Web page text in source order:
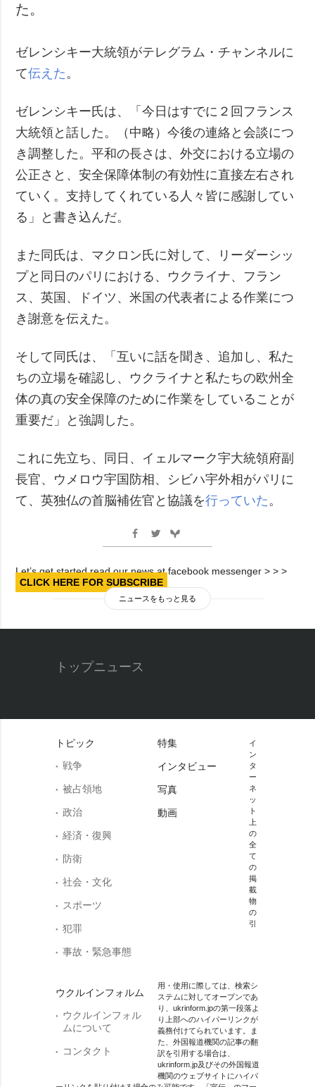
た。
ゼレンシキー大統領がテレグラム・チャンネルに
て伝えた 。
ゼレンシキー氏は、「今日はすでに２回フランス
大統領と話した。（中略）今後の連絡と会談につ
き調整した。平和の長さは、外交における立場の
公正さと、安全保障体制の有効性に直接左右され
ていく。支持してくれている人々皆に感謝してい
る」と書き込んだ。
また同氏は、マクロン氏に対して、リーダーシッ
プと同日のパリにおける、ウクライナ、フラン
ス、英国、ドイツ、米国の代表者による作業につ
き謝意を伝えた。
そして同氏は、「互いに話を聞き、追加し、私た
ちの立場を確認し、ウクライナと私たちの欧州全
体の真の安全保障のために作業をしていることが
重要だ」と強調した。
これに先立ち、同日、イェルマーク宇大統領府副
長官、ウメロウ宇国防相、シビハ宇外相がパリに
て、英独仏の首脳補佐官と協議を行っていた 。
Let’s get started read our news at facebook messenger > > >
CLICK HERE FOR SUBSCRIBE
ニュースをもっと見る
トップニュース
トピック
戦争
被占領地
政治
経済・復興
防衛
社会・文化
スポーツ
犯罪
事故・緊急事態
ウクルインフォルム
ウクルインフォル
ムについて
コンタクト
特集
インタビュー
写真
動画
イ
ン
タ
ー
ネ
ッ
ト
上
の
全
て
の
掲
載
物
の
引
用・使用に際しては、検索シ
ステムに対してオープンであ
り、ukrinform.jpの第一段落よ
り上部へのハイパーリンクが
義務付けてられています。ま
た、外国報道機関の記事の翻
訳を引用する場合は、
ukrinform.jp及びその外国報道
機関のウェブサイトにハイパ